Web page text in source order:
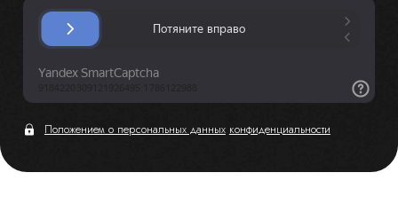
Положением о персональных данных конфиденциальности